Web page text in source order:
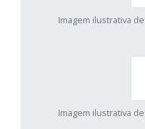
Imagem ilustrativa
Imagem ilustrativa